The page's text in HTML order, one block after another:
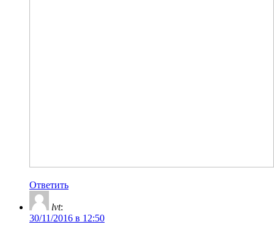
Ответить
lvt:
30/11/2016 в 12:50